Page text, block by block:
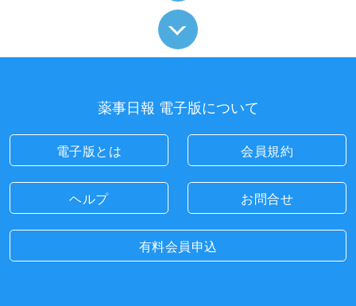
薬事日報 電子版について
電子版とは 会員規約
ヘルプ お問合せ
有料会員申込